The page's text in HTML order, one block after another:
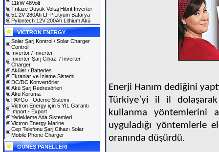
11kW 48Volt
Trifaze Düşük Voltaj Hibrit İnverter
51.2V 280Ah LFP Lityum Batarya
Pylontech 12V 200Ah Lithium Akü
VICTRON ENERGY
Solar Şarj Kontrol / Solar Charger
Control
İnvertör / Inverter
İnverter-Şarj Cihazı / Inverter-
Charger
Aküler / Batteries
Ekranlar ve İzleme Sistemi
DC/DC Konvertörler
Akü Şarj Redresörleri
Akü Koruma
PAYGo - Ödeme Sistemi
Victron Energy için 5 YIL Garanti
Import - Export
Yedekleme Ada Sistemleri
Victron Energy Marine
Cep Telefonu Şarj Cihazı Solar
Mobile Phone Charger
GÜNEŞ PANELLERI
Enerji Hanım dediğini
Türkiye’yi il il
kullanma yöntemlerini
uyguladığı yöntemlerle
oranında düşürdü.